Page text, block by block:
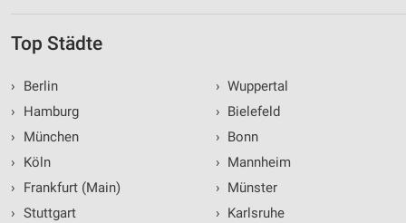
Top Städte
›
Berlin
›
Hamburg
›
München
›
Köln
›
Frankfurt (Main)
› Stuttgart
› Wuppertal
› Bielefeld
› Bonn
› Mannheim
› Münster
› Karlsruhe